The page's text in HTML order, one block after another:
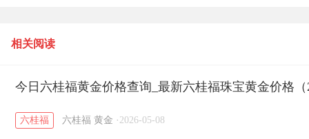
相关阅读
今日六桂福黄金价格查询_最新六桂福珠宝黄金价格（
六桂福 六桂福 黄金 · 2026-05-08